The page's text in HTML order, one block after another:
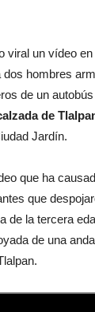
viral un vídeo
hombres
de un
de
Jardín.
que ha
que
de la tercera
de una